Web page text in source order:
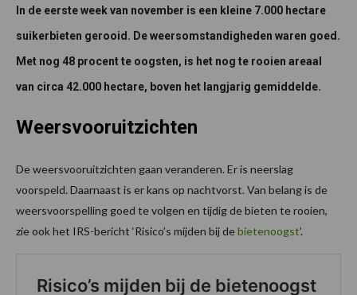
In de eerste week van november is een kleine 7.000 hectare
suikerbieten gerooid. De weersomstandigheden waren goed.
Met nog 48 procent te oogsten, is het nog te rooien areaal
van circa 42.000 hectare, boven het langjarig gemiddelde.
Weersvooruitzichten
De weersvooruitzichten gaan veranderen. Er is neerslag
voorspeld. Daarnaast is er kans op nachtvorst. Van belang is de
weersvoorspelling goed te volgen en tijdig de bieten te rooien,
zie ook het IRS-bericht ‘Risico’s mijden bij debietenoogst’.